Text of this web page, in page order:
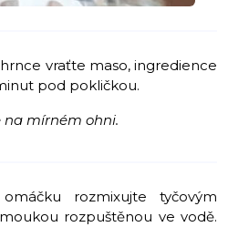
vraťte maso, ingredience
pod pokličkou.
na mírném ohni.
rozmixujte tyčovým
rozpuštěnou ve vodě.